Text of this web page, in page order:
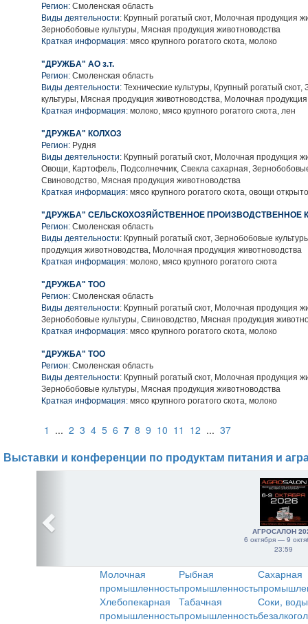
Регион: Смоленская область
Виды деятельности: Крупный рогатый скот, Молочная продукция
Зернобобовые культуры, Мясная продукция животноводства
Краткая информация: мясо крупного рогатого скота, молоко
"ДРУЖБА" АО з.т.
Регион: Смоленская область
Виды деятельности: Технические культуры, Крупный рогатый
культуры, Мясная продукция животноводства, Молочная
Краткая информация: молоко, мясо крупного рогатого скота, лен
"ДРУЖБА" КОЛХОЗ
Регион: Рудня
Виды деятельности: Крупный рогатый скот, Молочная продукция
Овощи, Картофель, Подсолнечник, Свекла сахарная,
Свиноводство, Мясная продукция животноводства
Краткая информация: мясо крупного рогатого скота, овощи
"ДРУЖБА" СЕЛЬСКОХОЗЯЙСТВЕННОЕ ПРОИЗВОДСТВЕННОЕ
Регион: Смоленская область
Виды деятельности: Крупный рогатый скот, Зернобобовые
продукция животноводства, Молочная продукция животноводства
Краткая информация: молоко, мясо крупного рогатого скота
"ДРУЖБА" ТОО
Регион: Смоленская область
Виды деятельности: Крупный рогатый скот, Молочная продукция
Зернобобовые культуры, Свиноводство, Мясная продукция
Краткая информация: мясо крупного рогатого скота, молоко
"ДРУЖБА" ТОО
Регион: Смоленская область
Виды деятельности: Крупный рогатый скот, Молочная продукция
Зернобобовые культуры, Мясная продукция животноводства
Краткая информация: мясо крупного рогатого скота, молоко
1 ... 2 3 4 5 6 7 8 9 10 11 12 ... 37
Выставки и конференции по продуктам питания и
АГРОСАЛОН
6 октября — 9
23:59
Молочная
промышленность
Рыбная
промышленность
Сахарная
Хлебопекарная
промышленность
Табачная
промышленность
Соки,